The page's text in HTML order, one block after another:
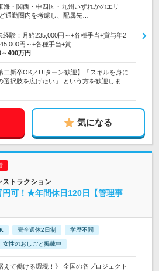
海・関西・中四国・九州いずれかのエリ
通勤圏内を考慮し、配属先…
経験：月給235,000円～+各種手当+賞与年2
円～+各種手当+賞…
400万円
二新卒OK／UIターン歓迎】「スキルを身に
選択肢を広げたい」 という方を歓迎しま
気になる
ストラクション
円可！★年間休日120日【管理事
完全週休2日制 学歴不問
女性のおしごと掲載中
えて働ける環境！》 全国の各プロジェクト